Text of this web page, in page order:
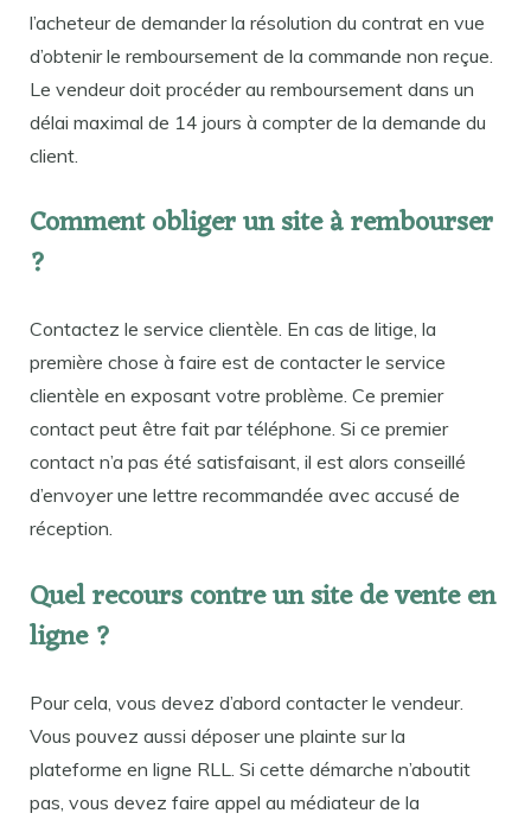
l’acheteur de demander la résolution du contrat en vue
d’obtenir le remboursement de la commande non reçue.
Le vendeur doit procéder au remboursement dans un
délai maximal de 14 jours à compter de la demande du
client.
Comment obliger un site à rembourser
?
Contactez le service clientèle. En cas de litige, la
première chose à faire est de contacter le service
clientèle en exposant votre problème. Ce premier
contact peut être fait par téléphone. Si ce premier
contact n’a pas été satisfaisant, il est alors conseillé
d’envoyer une lettre recommandée avec accusé de
réception.
Quel recours contre un site de vente en
ligne ?
Pour cela, vous devez d’abord contacter le vendeur.
Vous pouvez aussi déposer une plainte sur la
plateforme en ligne RLL. Si cette démarche n’aboutit
pas, vous devez faire appel au médiateur de la